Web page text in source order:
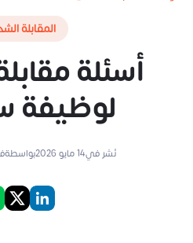
المقابلة
أسئلة
لوظيفة
نُشر في14 مايو 2026 بواسطة